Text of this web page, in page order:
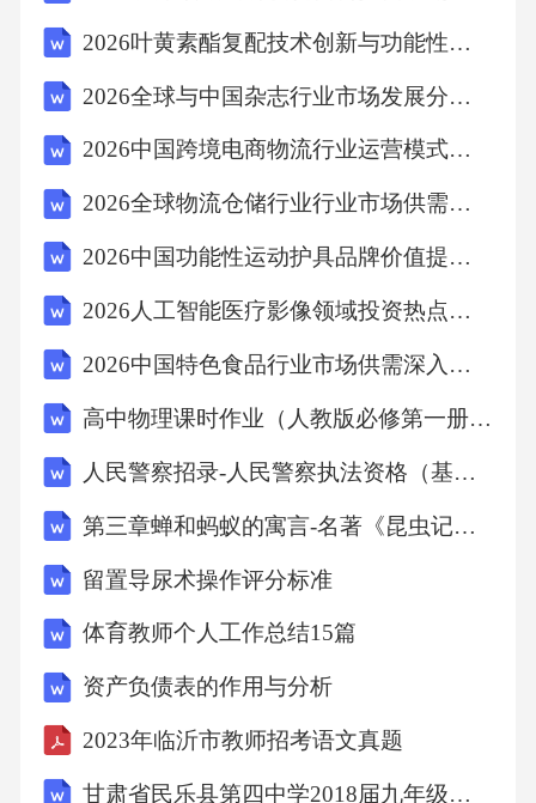
式蒸汽机──钮可门蒸汽机──瓦特的联动式蒸汽
机C.钮可门蒸汽机──富尔顿联动式蒸汽机──瓦
特的单动式蒸汽机D.瓦特的联动式蒸汽机──钮
而言，人类进入蒸汽时代最早应该在A.18世纪
六十年代
D.19世纪八十年代C273.关于蒸汽机使用的历史
意义，表述不符合历史事实的是AA.结束了人类
了社会化生产活动C.推动英、法、美等国家成
为工业国家
展现的城市景象最先应出现在A.中世纪
B.电气时代
2026叶黄素酯复配技术创新与功能性产品开发方向研判
2026全球与中国杂志行业市场发展分析及发展前景预测研究报告
2026中国跨境电商物流行业运营模式与增长潜力分析报告
2026全球物流仓储行业行业市场供需发展现状分析及投资方向规划报告
2026中国功能性运动护具品牌价值提升与国际化战略研究
2026人工智能医疗影像领域投资热点分析与发展策略研究
2026中国特色食品行业市场供需深入分析及投资战略规划评估报告书
高中物理课时作业（人教版必修第一册）课时分层作业(二十七)
人民警察招录-人民警察执法资格（基本级）-（六）办理刑事案件程序-办理刑事案件程序
第三章蝉和蚂蚁的寓言-名著《昆虫记》阅读导引内容概括思维导图原文批注知识梳理阅读训练
留置导尿术操作评分标准
体育教师个人工作总结15篇
资产负债表的作用与分析
2023年临沂市教师招考语文真题
甘肃省民乐县第四中学2018届九年级上学期第二次阶段考试英语试题